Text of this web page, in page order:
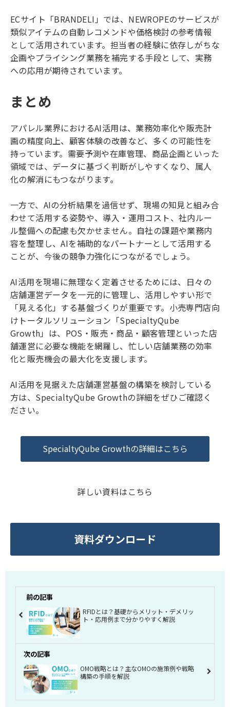
ECサイト「BRANDELI」では、NEWROPEのサービスが
類似アイテムの自動レコメンドや価格検討の参考情報
として活用されています。担当者の経験に依存しがちな
企画やプライシング業務を補完する手段として、実務
への応用が期待されています。
まとめ
アパレル業界におけるAI活用は、業務効率化や販売計
画の精度向上、顧客体験の改善など、多くの可能性を
持っています。需要予測や在庫管理、商品企画といった
領域では、データに基づく判断がしやすくなり、属人
化の解消にもつながります。
一方で、AIの分析結果を過信せず、現場の知見と組み合
わせて活用する姿勢や、導入・運用コスト、社内ルー
ル整備への配慮も欠かせません。自社の課題や業務内
容を整理し、AIを補助的なパートナーとして活用する
ことが、今後の競争力強化につながるでしょう。
AI活用を現場に無理なく定着させるためには、日々の
店舗運営データを一元的に管理し、活用しやすい形で
「見える化」する基盤づくりが重要です。小売専門店向
けトータルソリューション「SpecialtyQube
Growth」は、POS・販売・商品・顧客管理といった店
舗運営に必要な機能を網羅し、忙しい店舗業務の効率
化と販売機会の最大化を支援します。
AI活用を見据えた店舗運営基盤の構築を検討している
方は、SpecialtyQube Growthの詳細をぜひご確認く
ださい。
SpecialtyQube Growthの詳細はこちら
詳しい資料はこちら
資料ダウンロード
前の記事
RFIDとは？基礎からメリット・デメリッ
ト・応用例まで分かりやすく解説
次の記事
OMO戦略とは？主なOMOの施策例や戦略
構築の手順を解説